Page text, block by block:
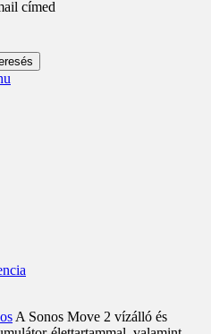
címed
A Sonos Move 2 vízálló és